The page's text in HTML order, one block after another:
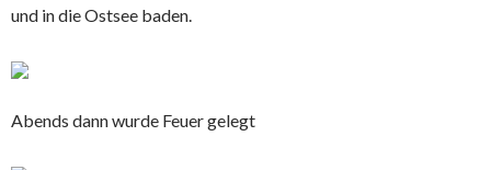
und in die Ostsee baden.
Abends dann wurde Feuer gelegt